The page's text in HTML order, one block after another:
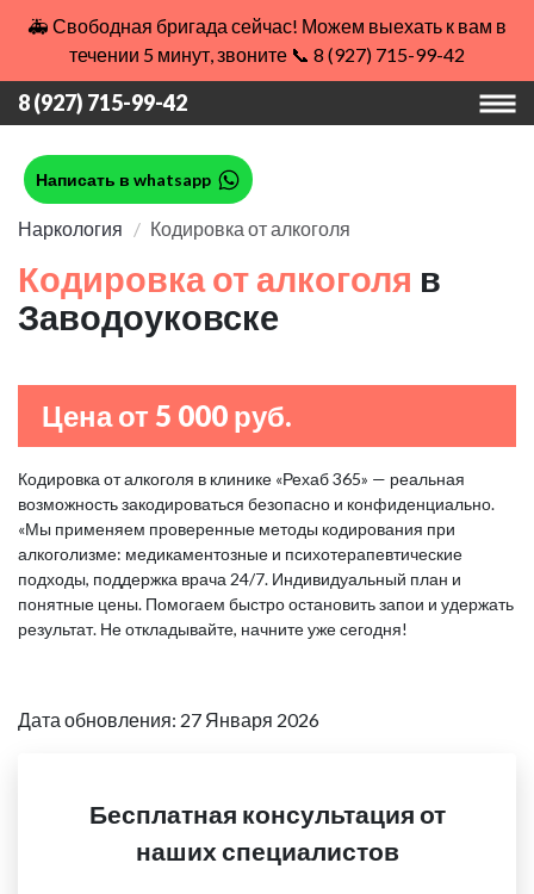
🚑 Свободная бригада сейчас! Можем выехать к вам в
течении 5 минут, звоните 📞 8 (927) 715-99-42
8 (927) 715-99-42
Написать в whatsapp
Наркология Кодировка от алкоголя
Кодировка от алкоголя в
Заводоуковске
Цена от 5 000 руб.
Кодировка от алкоголя в клинике «Рехаб 365» — реальная
возможность закодироваться безопасно и конфиденциально.
«Мы применяем проверенные методы кодирования при
алкоголизме: медикаментозные и психотерапевтические
подходы, поддержка врача 24/7. Индивидуальный план и
понятные цены. Помогаем быстро остановить запои и удержать
результат. Не откладывайте, начните уже сегодня!
Дата обновления: 27 Января 2026
Бесплатная консультация от
наших специалистов